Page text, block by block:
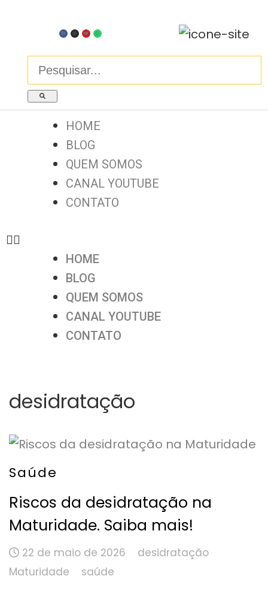
HOME
BLOG
QUEM SOMOS
CANAL YOUTUBE
CONTATO
HOME
BLOG
QUEM SOMOS
CANAL YOUTUBE
CONTATO
desidratação
Saúde
Riscos da desidratação na
Maturidade. Saiba mais!
22 de maio de 2026
desidratação
Maturidade
saúde